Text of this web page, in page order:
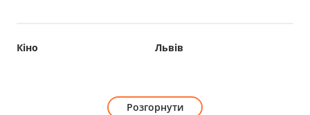
Кіно Львів
Розгорнути